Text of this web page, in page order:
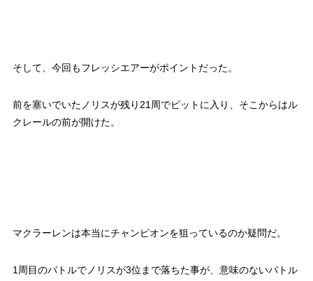
そして、今回もフレッシエアーがポイントだった。
前を塞いでいたノリスが残り21周でピットに入り、そこからはル
クレールの前が開けた。
マクラーレンは本当にチャンピオンを狙っているのか疑問だ。
1周目のバトルでノリスが3位まで落ちた事が、意味のないバトル